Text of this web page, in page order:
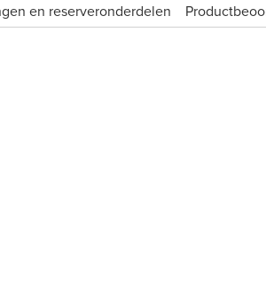
en reserveronderdelen